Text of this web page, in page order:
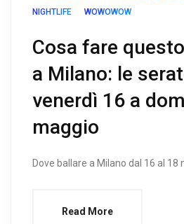
NIGHTLIFE
WOWOWOW
Cosa fare
a Milano: le
venerdì 16 a
maggio
Dove ballare a Milano dal 16 al 18
Read More